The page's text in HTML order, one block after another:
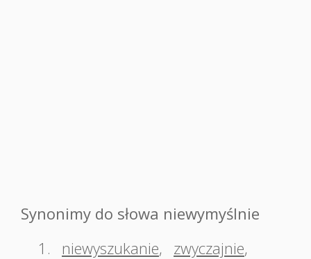
Synonimy do słowa niewymyślnie
1.
niewyszukanie, zwyczajnie,